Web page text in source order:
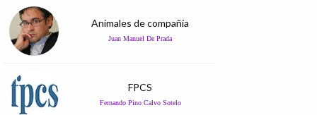
Animales de compañía
Juan Manuel De Prada
FPCS
Fernando Pino Calvo Sotelo